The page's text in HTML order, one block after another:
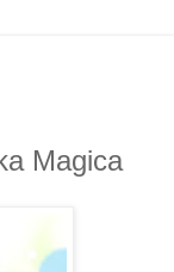
Magica